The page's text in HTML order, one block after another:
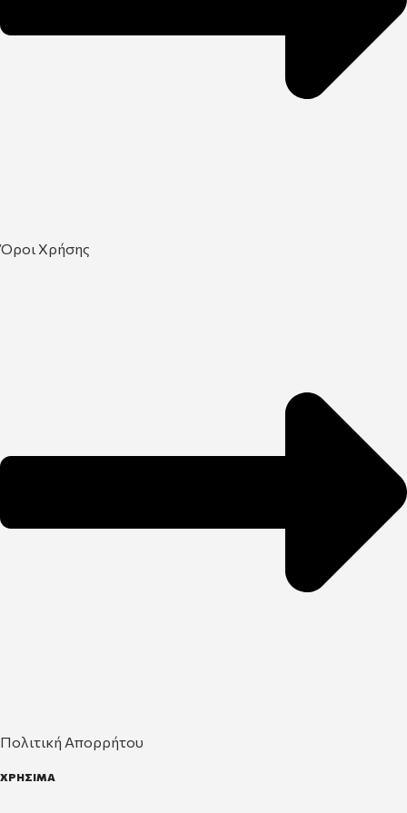
Όροι Χρήσης
Πολιτική Απορρήτου
ΧΡΗΣΙΜΑ